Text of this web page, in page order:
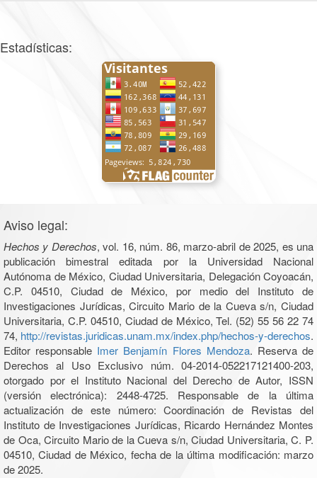
Estadísticas:
Aviso legal:
Hechos y Derechos, vol. 16, núm. 86, marzo-abril de 2025, es una
publicación bimestral editada por la Universidad Nacional
Autónoma de México, Ciudad Universitaria, Delegación Coyoacán,
C.P. 04510, Ciudad de México, por medio del Instituto de
Investigaciones Jurídicas, Circuito Mario de la Cueva s/n, Ciudad
Universitaria, C.P. 04510, Ciudad de México, Tel. (52) 55 56 22 74
74, http://revistas.juridicas.unam.mx/index.php/hechos-y-derechos.
Editor responsable Imer Benjamín Flores Mendoza. Reserva de
Derechos al Uso Exclusivo núm. 04-2014-052217121400-203,
otorgado por el Instituto Nacional del Derecho de Autor, ISSN
(versión electrónica): 2448-4725. Responsable de la última
actualización de este número: Coordinación de Revistas del
Instituto de Investigaciones Jurídicas, Ricardo Hernández Montes
de Oca, Circuito Mario de la Cueva s/n, Ciudad Universitaria, C. P.
04510, Ciudad de México, fecha de la última modificación: marzo
de 2025.